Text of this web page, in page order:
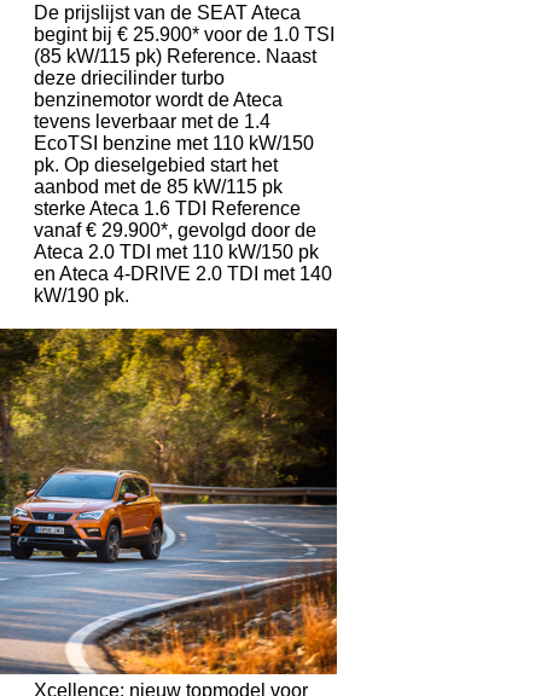
De prijslijst van de SEAT Ateca
begint bij € 25.900* voor de 1.0 TSI
(85 kW/115 pk) Reference. Naast
deze driecilinder turbo
benzinemotor wordt de Ateca
tevens leverbaar met de 1.4
EcoTSI benzine met 110 kW/150
pk. Op dieselgebied start het
aanbod met de 85 kW/115 pk
sterke Ateca 1.6 TDI Reference
vanaf € 29.900*, gevolgd door de
Ateca 2.0 TDI met 110 kW/150 pk
en Ateca 4-DRIVE 2.0 TDI met 140
kW/190 pk.
Xcellence: nieuw topmodel voor